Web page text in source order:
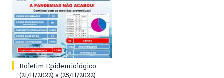
Boletim Epidemiológico
(21/11/2022) a (25/11/2022)